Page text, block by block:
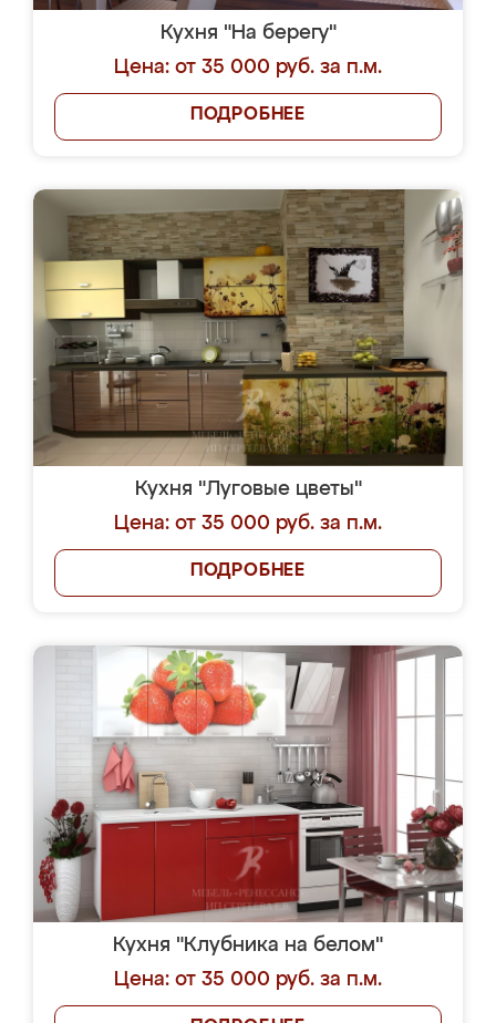
Кухня "На берегу"
Цена: от 35 000 руб. за п.м.
ПОДРОБНЕЕ
Кухня "Луговые цветы"
Цена: от 35 000 руб. за п.м.
ПОДРОБНЕЕ
Кухня "Клубника на белом"
Цена: от 35 000 руб. за п.м.